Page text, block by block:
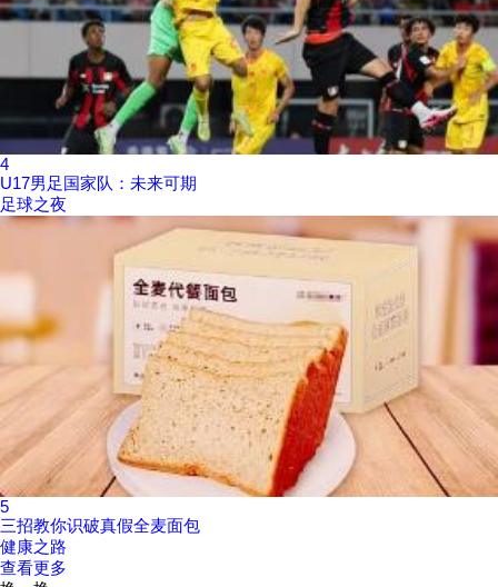
4
U17男足国家队：未来可期
足球之夜
5
三招教你识破真假全麦面包
健康之路
查看更多